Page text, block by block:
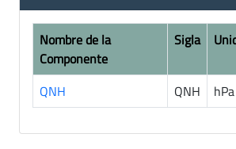
Nombre de la
Componente
Sigla
QNH QNH hPa